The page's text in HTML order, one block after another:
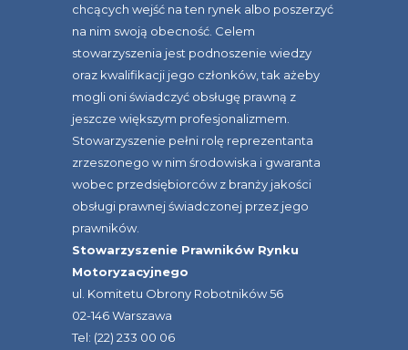
chcących wejść na ten rynek albo poszerzyć
na nim swoją obecność. Celem
stowarzyszenia jest podnoszenie wiedzy
oraz kwalifikacji jego członków, tak ażeby
mogli oni świadczyć obsługę prawną z
jeszcze większym profesjonalizmem.
Stowarzyszenie pełni rolę reprezentanta
zrzeszonego w nim środowiska i gwaranta
wobec przedsiębiorców z branży jakości
obsługi prawnej świadczonej przez jego
prawników.
Stowarzyszenie Prawników Rynku
Motoryzacyjnego
ul. Komitetu Obrony Robotników 56
02-146 Warszawa
Tel: (22) 233 00 06